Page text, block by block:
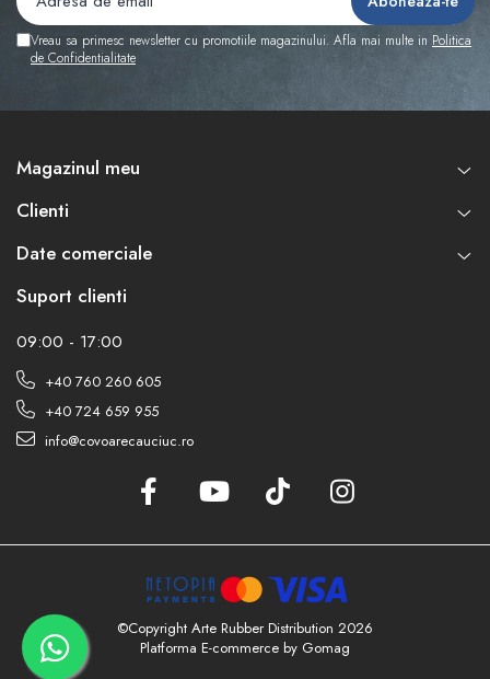
Vreau sa primesc newsletter cu promotiile magazinului. Afla mai multe in Politica
de Confidentialitate
Magazinul meu
Clienti
Date comerciale
Suport clienti
09:00 - 17:00
+40 760 260 605
+40 724 659 955
info@covoarecauciuc.ro
©Copyright Arte Rubber Distribution 2026
Platforma E-commerce by Gomag